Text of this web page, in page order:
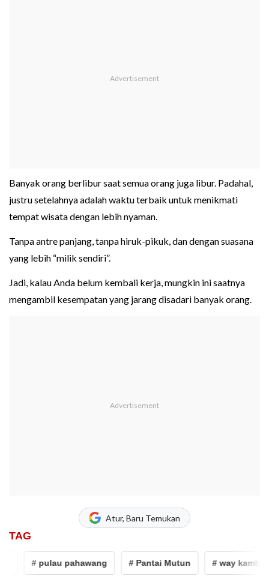
Banyak orang berlibur saat semua orang juga libur. Padahal,
justru setelahnya adalah waktu terbaik untuk menikmati
tempat wisata dengan lebih nyaman.
Tanpa antre panjang, tanpa hiruk-pikuk, dan dengan suasana
yang lebih “milik sendiri”.
Jadi, kalau Anda belum kembali kerja, mungkin ini saatnya
mengambil kesempatan yang jarang disadari banyak orang.
Atur, Baru Temukan
TAG
# pulau pahawang # Pantai Mutun # way kambas